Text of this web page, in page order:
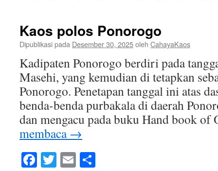
Kaos polos Ponorogo
Dipublikasi pada Desember 30, 2025oleh CahayaKaos
Kadipaten Ponorogo berdiri pada
Masehi, yang kemudian di tetapkan
Ponorogo. Penetapan tanggal ini atas
benda-benda purbakala di daerah
dan mengacu pada buku Hand book
membaca →
Facebook
Twitter
Email